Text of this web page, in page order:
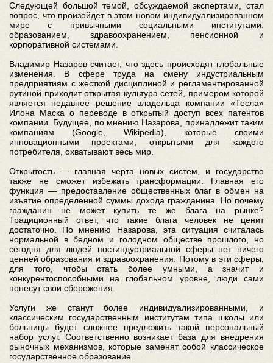
Следующей большой темой, обсуждаемой экспертами, стал
вопрос, что произойдет в этом новом индивидуализированном
мире с привычными социальными институтами:
образованием, здравоохранением, пенсионной и
корпоративной системами.
Владимир Назаров считает, что здесь происходят глобальные
изменения. В сфере труда на смену индустриальным
предприятиям с жесткой дисциплиной и регламентированной
рутиной приходит открытая культура сетей, примером которой
является недавнее решение владельца компании «Тесла»
Илона Маска о переводе в открытый доступ всех патентов
компании. Будущее, по мнению Назарова, принадлежит таким
компаниям (Google, Wikipedia), которые своими
инновационными проектами, открытыми для каждого
потребителя, охватывают весь мир.
Открытость — главная черта новых систем, и государство
также не сможет избежать трансформации. Главная его
функция — предоставление общественных благ в обмен на
изъятие определенной суммы дохода гражданина. Но почему
гражданин не может купить те же блага на рынке?
Традиционный ответ, что такие блага человек не ценит
достаточно. По мнению Назарова, эта ситуация считалась
нормальной в бедном и голодном обществе прошлого, но
сегодня для людей постиндустриальной сферы нет ничего
ценней образования и здравоохранения. Потому в эти сферы,
для того, чтобы стать более умными, а значит и
конкурентоспособными на глобальном уровне, люди сами
понесут свои сбережения.
Услуги же станут более индивидуализированными, и
классическим государственным институтам типа школы или
больницы будет сложнее предложить такой персональный
набор услуг. Соответственно возникает база для внедрения
рыночных механизмов, которые заменят собой классическое
государственное образование.